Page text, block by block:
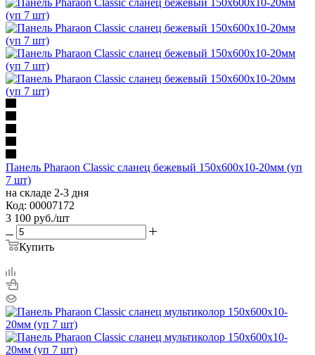
Панель Pharaon Classic сланец бежевый 150х600х10-20мм (уп
7 шт)
на складе 2-3 дня
Код: 00007172
3 100 руб./шт
Купить